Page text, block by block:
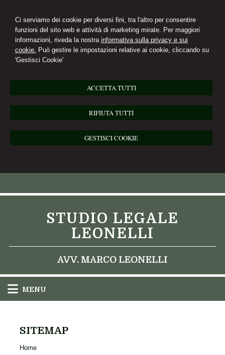
Ci serviamo dei cookie per diversi fini, tra l'altro per consentire
funzioni del sito web e attività di marketing mirate. Per maggiori
informazioni, riveda la nostra informativa sulla privacy e sui
cookie. Può gestire le impostazioni relative ai cookie, cliccando su
'Gestisci Cookie'
ACCETTA TUTTI
RIFIUTA TUTTI
GESTISCI COOKIE
STUDIO LEGALE
LEONELLI
AVV. MARCO LEONELLI
MENU
SITEMAP
Home